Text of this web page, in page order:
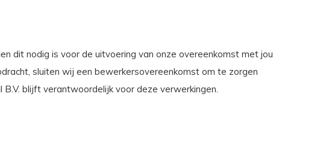
dit nodig is voor de uitvoering van onze overeenkomst met jou
sluiten wij een bewerkersovereenkomst om te zorgen
blijft verantwoordelijk voor deze verwerkingen.